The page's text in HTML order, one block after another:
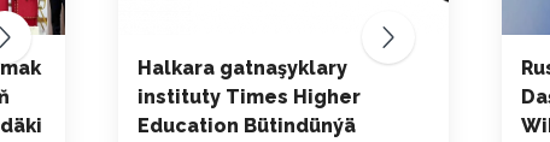
Halkara gatnaşyklary
instituty Times Higher
Education Bütindünýä